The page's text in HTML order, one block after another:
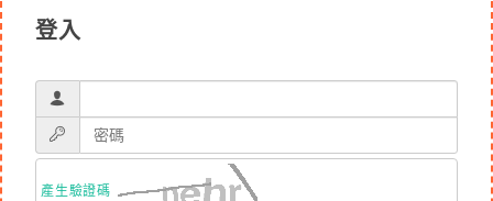
登入
產生驗證碼